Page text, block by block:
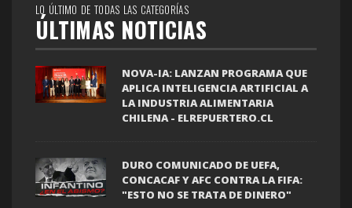
LO ÚLTIMO DE TODAS LAS CATEGORÍAS
ÚLTIMAS NOTICIAS
NOVA-IA: LANZAN PROGRAMA QUE
APLICA INTELIGENCIA ARTIFICIAL A
LA INDUSTRIA ALIMENTARIA
CHILENA - ELREPUERTERO.CL
DURO COMUNICADO DE UEFA,
CONCACAF Y AFC CONTRA LA FIFA:
"ESTO NO SE TRATA DE DINERO"